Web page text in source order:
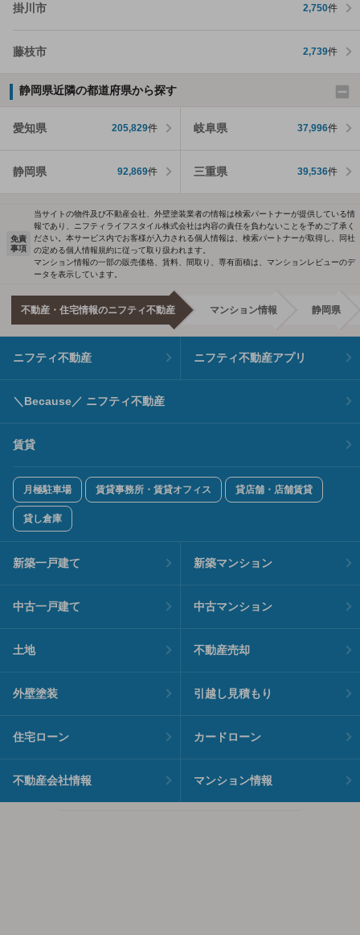
掛川市 2,750件
藤枝市 2,739件
静岡県近隣の都道府県から探す
愛知県 205,829件 岐阜県 37,996件
静岡県 92,869件 三重県 39,536件
免責
事項
当サイトの物件及び不動産会社、外壁塗装業者の情報は検索パートナーが提供している情
報であり、ニフティライフスタイル株式会社は内容の責任を負わないことを予めご了承く
ださい。本サービス内でお客様が入力される個人情報は、検索パートナーが取得し、同社
の定める個人情報規約に従って取り扱われます。
マンション情報の一部の販売価格、賃料、間取り、専有面積は、マンションレビューのデ
ータを表示しています。
不動産・住宅情報のニフティ不動産 マンション情報 静岡県
ニフティ不動産 ニフティ不動産アプリ
＼Because／ ニフティ不動産
賃貸
月極駐車場 賃貸事務所・賃貸オフィス 貸店舗・店舗賃貸
貸し倉庫
新築一戸建て 新築マンション
中古一戸建て 中古マンション
土地 不動産売却
外壁塗装 引越し見積もり
住宅ローン カードローン
不動産会社情報 マンション情報